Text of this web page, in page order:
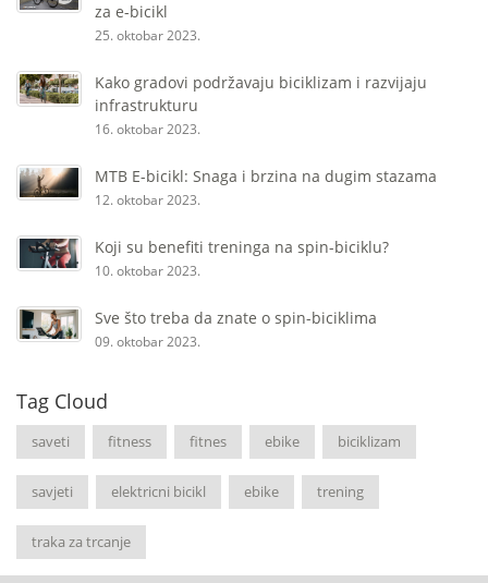
za e-bicikl
25. oktobar 2023.
Kako gradovi podržavaju biciklizam i razvijaju
infrastrukturu
16. oktobar 2023.
MTB E-bicikl: Snaga i brzina na dugim stazama
12. oktobar 2023.
Koji su benefiti treninga na spin-biciklu?
10. oktobar 2023.
Sve što treba da znate o spin-biciklima
09. oktobar 2023.
Tag Cloud
saveti fitness fitnes ebike biciklizam
savjeti elektricni bicikl ebike trening
traka za trcanje